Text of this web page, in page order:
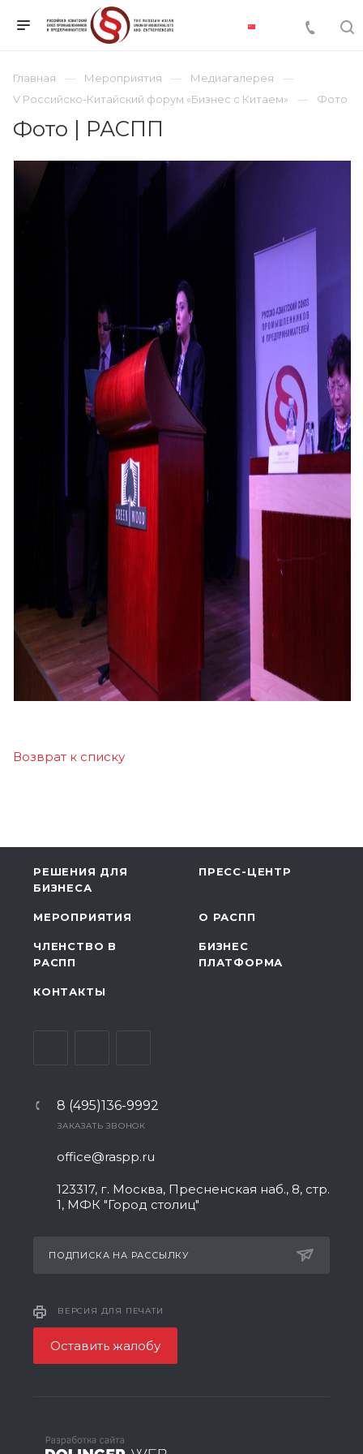
Главная Мероприятия
Медиагалерея
V Российско-Китайский форум «Бизнес с Китаем»
Фото
Фото | РАСПП
Возврат к списку
РЕШЕНИЯ ДЛЯ
БИЗНЕСА
ПРЕСС-ЦЕНТР
МЕРОПРИЯТИЯ О РАСПП
ЧЛЕНСТВО В
РАСПП
БИЗНЕС
ПЛАТФОРМА
КОНТАКТЫ
8 (495)136-9992
ЗАКАЗАТЬ ЗВОНОК
office@raspp.ru
123317, г. Москва, Пресненская наб., 8, стр.
1, МФК "Город столиц"
ПОДПИСКА НА РАССЫЛКУ
ВЕРСИЯ ДЛЯ ПЕЧАТИ
Оставить жалобу